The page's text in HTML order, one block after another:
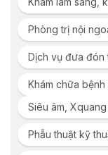
Phòng trị nội
Dịch vụ đưa đón
Khám chữa
Siêu âm,
Phẫu thuật kỹ